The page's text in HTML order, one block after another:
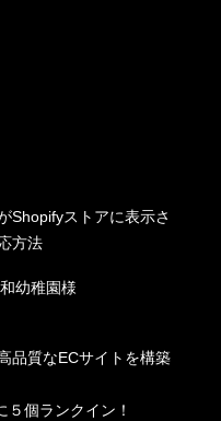
Shopifyストアに表示さ
方法
幼稚園様
品質なECサイトを構築
個ランクイン！